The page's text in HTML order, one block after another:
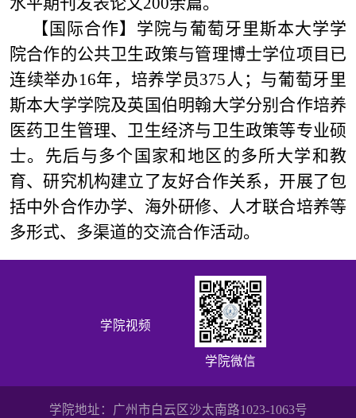
【国际合作】 学院与葡萄牙里斯本大学学
院合作的公共卫生政策与管理博士学位项目已
连续举办16年，培养学员375人；与葡萄牙里
斯本大学学院及英国伯明翰大学分别合作培养
医药卫生管理、卫生经济与卫生政策等专业硕
士。先后与多个国家和地区的多所大学和教
育、研究机构建立了友好合作关系，开展了包
括中外合作办学、海外研修、人才联合培养等
多形式、多渠道的交流合作活动。
学院视频
学院微信
学院地址：广州市白云区沙太南路1023-1063号